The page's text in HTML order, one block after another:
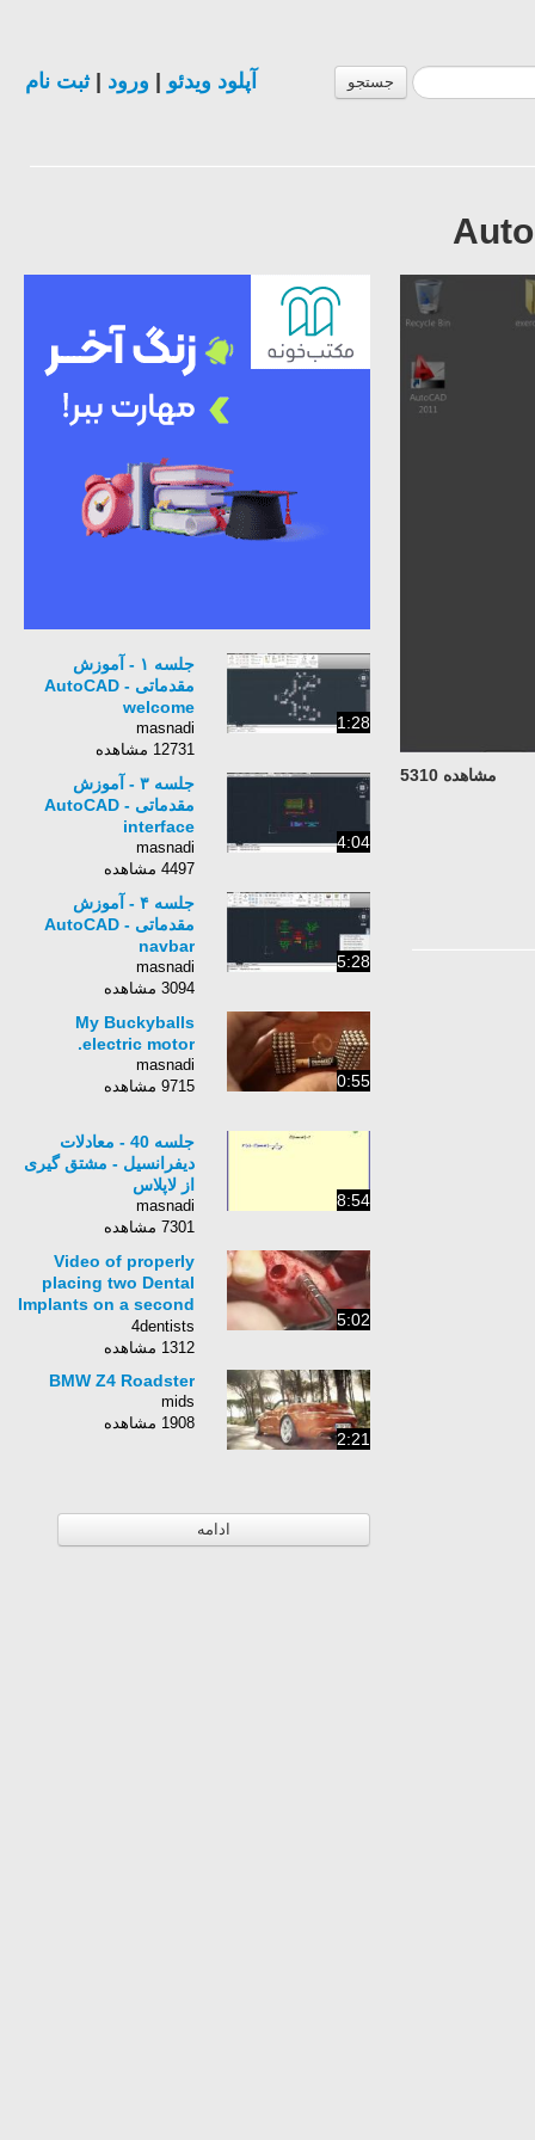
جستجو آپلود ویدئو ورود |ثبت نام
مشاهده 5310
1:28
جلسه ۱ - آموزش
مقدماتی AutoCAD -
welcome
masnadi
12731 مشاهده
4:04
جلسه ۳ - آموزش
مقدماتی AutoCAD -
interface
masnadi
4497 مشاهده
5:28
جلسه ۴ - آموزش
مقدماتی AutoCAD -
navbar
masnadi
3094 مشاهده
0:55
My Buckyballs
electric motor.
masnadi
9715 مشاهده
8:54
جلسه 40 - معادلات
دیفرانسیل - مشتق گیری
از لاپلاس
masnadi
7301 مشاهده
5:02
Video of properly
placing two Dental
Implants on a second
patient--very
informative
4dentists
1312 مشاهده
2:21
BMW Z4 Roadster
mids
1908 مشاهده
ادامه